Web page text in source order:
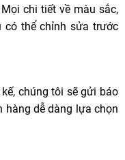
chi tiết về màu sắc,
có thể chỉnh sửa trước
chúng tôi sẽ gửi báo
dễ dàng lựa chọn